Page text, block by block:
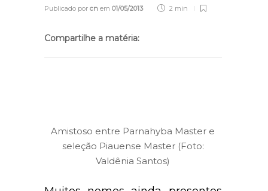
Publicado por cn em 01/05/2013 2 min
Compartilhe a matéria:
Amistoso entre Parnahyba Master e
seleção Piauense Master (Foto:
Valdênia Santos)